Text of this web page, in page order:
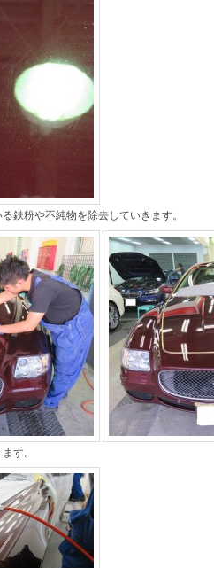
鉄粉や不純物を除去していきます。
す。